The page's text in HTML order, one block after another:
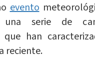
evento
serie de
que han
reciente.